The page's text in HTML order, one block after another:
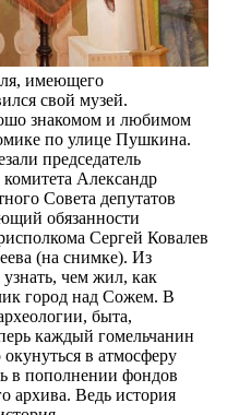
имеющего
свой музей.
знакомом и любимом
по улице Пушкина.
председатель
Александр
Совета депутатов
обязанности
Сергей Ковалев
(на снимке). Из
чем жил, как
город над Сожем. В
быта,
каждый гомельчанин
в атмосферу
в пополнении фондов
архива. Ведь история